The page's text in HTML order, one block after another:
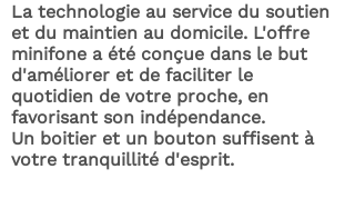
La technologie au service du soutien
et du maintien au domicile. L'offre
minifone a été conçue dans le but
d'améliorer et de faciliter le
quotidien de votre proche, en
favorisant son indépendance.
Un boitier et un bouton suffisent à
votre tranquillité d'esprit.